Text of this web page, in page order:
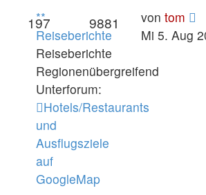
**
Reiseberichte
Reiseberichte
Regionenübergreifend
Unterforum:
Hotels/Restaurants
und
Ausflugsziele
auf
GoogleMap
197 9881 von tom
Mi 5. Aug